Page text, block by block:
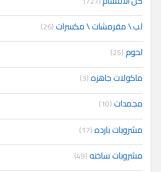
لب \ مقرمشات \ مكسرات(26)
لحوم(25)
ماكولات جاهزه(3)
مجمدات(10)
مشروبات بارده(17)
مشروبات ساخنه(49)